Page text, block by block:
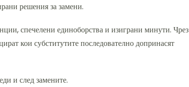
решения за замени.
спечелени единоборства и изиграни минути. Чрез
кои субститутите последователно допринасят
и след замените.